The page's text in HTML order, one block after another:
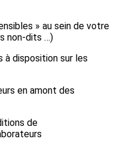
» au sein de votre
non-dits …)
à disposition sur les
en amont des
de